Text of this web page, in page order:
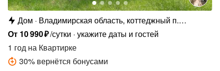
Дом
Владимирская область, коттеджный п.
Сосновые Озёра
От 10990₽/сутки укажите даты и гостей
1 год на Квартирке
30% вернётся бонусами